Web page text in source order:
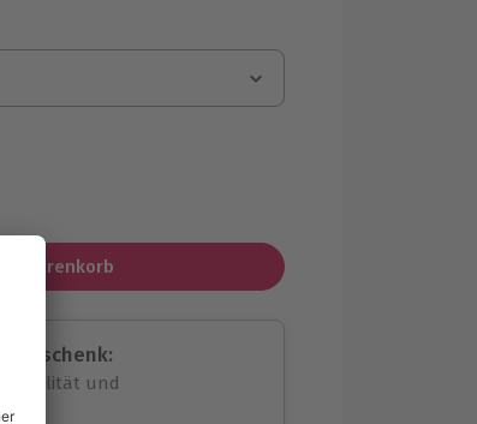
Warenkorb
Geschenk:
und